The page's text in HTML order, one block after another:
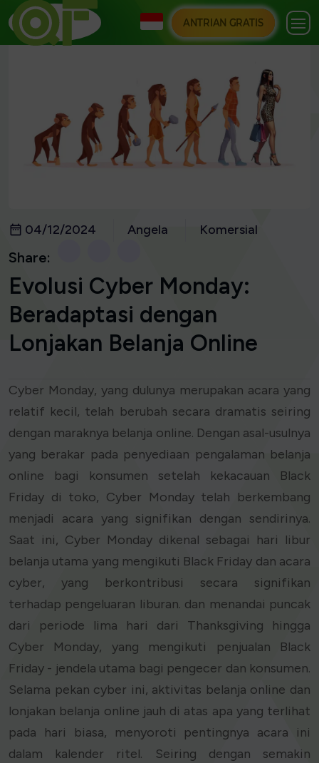
ANTRIAN GRATIS
04/12/2024 Angela Komersial
Share:
Evolusi Cyber Monday:
Beradaptasi dengan
Lonjakan Belanja Online
Cyber Monday, yang dulunya merupakan acara yang
relatif kecil, telah berubah secara dramatis seiring
dengan maraknya belanja online. Dengan asal-usulnya
yang berakar pada penyediaan pengalaman belanja
online bagi konsumen setelah kekacauan Black
Friday di toko, Cyber Monday telah berkembang
menjadi acara yang signifikan dengan sendirinya.
Saat ini, Cyber Monday dikenal sebagai hari libur
belanja utama yang mengikuti Black Friday dan acara
cyber, yang berkontribusi secara signifikan
terhadap pengeluaran liburan. dan menandai puncak
dari periode lima hari dari Thanksgiving hingga
Cyber Monday, yang mengikuti penjualan Black
Friday - jendela utama bagi pengecer dan konsumen.
Selama pekan cyber ini, aktivitas belanja online dan
lonjakan belanja online jauh di atas apa yang terlihat
pada hari biasa, menyoroti pentingnya acara ini
dalam kalender ritel. Seiring dengan semakin